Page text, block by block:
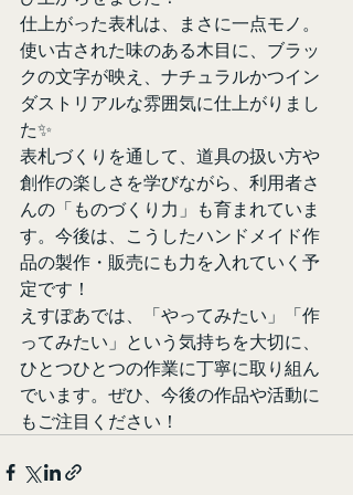
仕上がった表札は、まさに一点モノ。
使い古された味のある木目に、ブラッ
クの文字が映え、ナチュラルかつイン
ダストリアルな雰囲気に仕上がりまし
た✨
表札づくりを通して、道具の扱い方や
創作の楽しさを学びながら、利用者さ
んの「ものづくり力」も育まれていま
す。今後は、こうしたハンドメイド作
品の製作・販売にも力を入れていく予
定です！
えすぽあでは、「やってみたい」「作
ってみたい」という気持ちを大切に、
ひとつひとつの作業に丁寧に取り組ん
でいます。ぜひ、今後の作品や活動に
もご注目ください！